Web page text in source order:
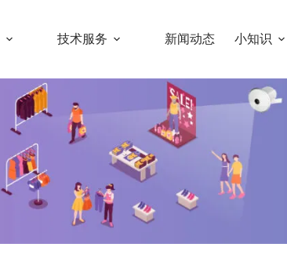
技术服务 新闻动态 小知识